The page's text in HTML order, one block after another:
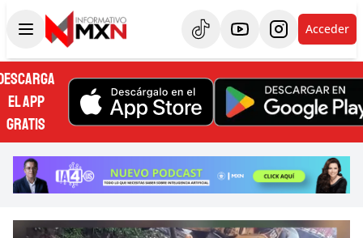
Acceder
EL APP
GRATIS